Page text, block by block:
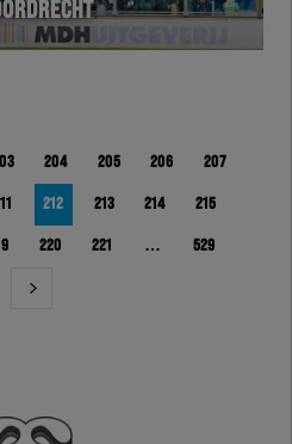
204 205 206 207
212 213 214 215
220 221 … 529